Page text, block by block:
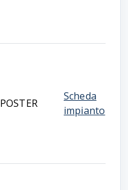
POSTER
Scheda
impianto